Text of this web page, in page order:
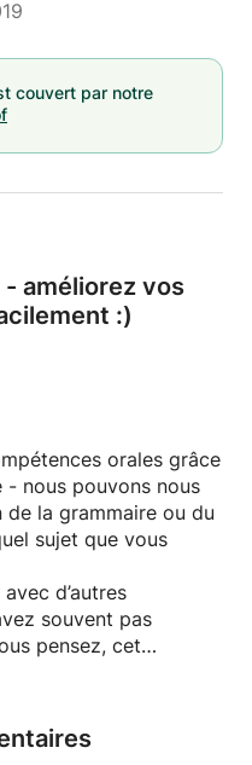
couvert par notre
améliorez vos
:)
orales grâce
- nous pouvons nous
la grammaire ou du
sujet que vous
d’autres
souvent pas
pensez, cet
être souhaitez-
avez-vous envie de
ne pas comprendre